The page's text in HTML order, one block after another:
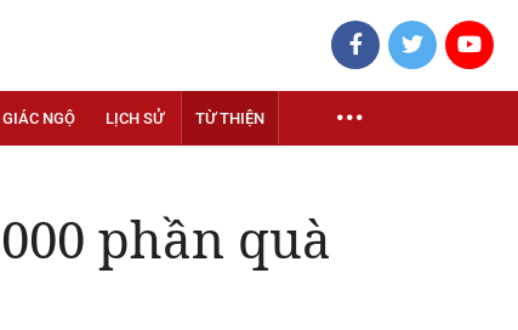
NGỘ LỊCH SỬ TỪ THIỆN
phần quà